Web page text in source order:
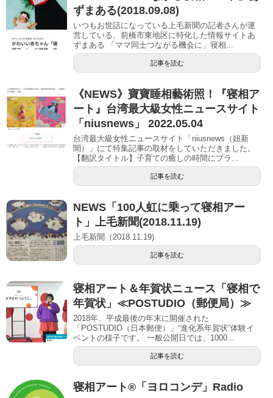
ずまある(2018.09.08)
いつもお世話になっている上毛新聞の記者さんが運
営している、前橋市東地区に特化した情報サイトあ
ずまある 「ママ同士つながる機会に」寝相...
記事を読む
《NEWS》寶寶睡相藝術照！『寝相ア
ート』台湾最大級女性ニュースサイト
「niusnews」 2022.05.04
台湾最大級女性ニュースサイト「niusnews（妞新
聞）」にて特集記事の取材をしていただきました。
【翻訳タイトル】子育ての癒しの時間にプラ...
記事を読む
NEWS「100人虹に乗って寝相アー
ト」上毛新聞(2018.11.19)
上毛新聞（2018.11.19)
記事を読む
寝相アート＆年賀状ニュース「寝相で
年賀状」≪POSTUDIO（郵便局）≫
2018年、平成最後の年末に開催された
「POSTUDIO（日本郵便）」“進化系年賀状”体験イ
ベントの様子です。 一般公開日では、1000...
記事を読む
寝相アート®︎「ヨロコンデ」Radio